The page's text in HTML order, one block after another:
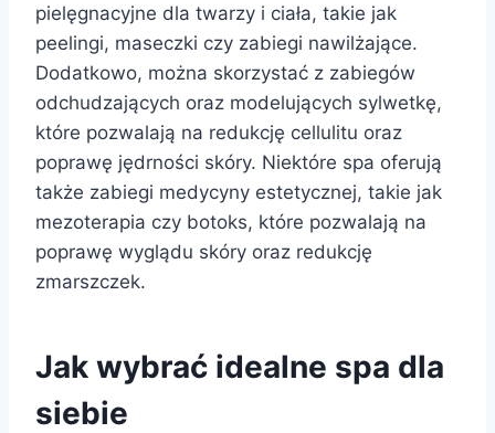
pielęgnacyjne dla twarzy i ciała, takie jak
peelingi, maseczki czy zabiegi nawilżające.
Dodatkowo, można skorzystać z zabiegów
odchudzających oraz modelujących sylwetkę,
które pozwalają na redukcję cellulitu oraz
poprawę jędrności skóry. Niektóre spa oferują
także zabiegi medycyny estetycznej, takie jak
mezoterapia czy botoks, które pozwalają na
poprawę wyglądu skóry oraz redukcję
zmarszczek.
Jak wybrać idealne spa dla
siebie